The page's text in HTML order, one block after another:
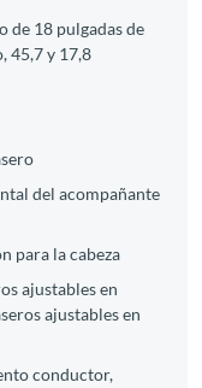
de 18 pulgadas de
45,7 y 17,8
del acompañante
para la cabeza
ajustables en
ajustables en
conductor,